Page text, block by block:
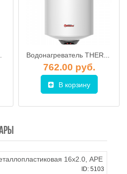
Clever 7 Водонагреватель THERMEX PRAKTIK 100V
762.00 руб.
В корзину
16х2.0, APE
ID: 5103